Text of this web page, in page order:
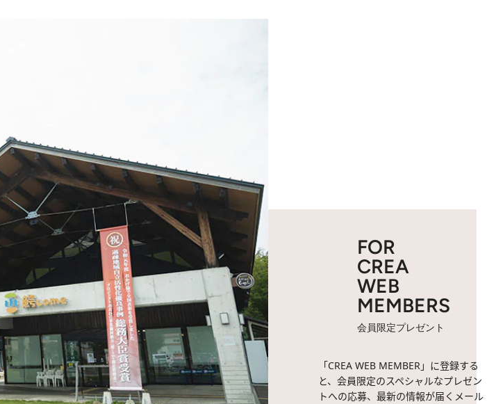
FOR
CREA
WEB
MEMBERS
会員限定プレゼント
「CREA WEB MEMBER」に登録する
と、会員限定のスペシャルなプレゼン
トへの応募、最新の情報が届くメール